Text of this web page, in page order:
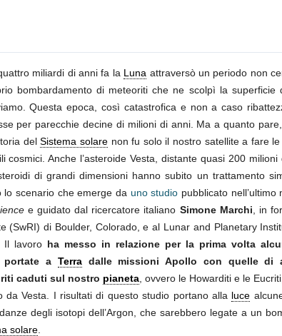
miliardi di anni fa la Luna attraversò un periodo non
bombardamento di meteoriti che ne scolpì la superficie
Questa epoca, così catastrofica e non a caso
per parecchie decine di milioni di anni. Ma a quanto
delSistema solarenon fu solo il nostro satellite a fare
cosmici. Anche l’asteroide Vesta, distante quasi 200
di grandi dimensioni hanno subito un trattamento
lo scenario che emerge da uno studio pubblicato
e guidato dal ricercatore italiano Simone Marchi , in
(SwRI) di Boulder, Colorado, e al Lunar and Planetary
Il lavoro ha messo in relazione per la prima volta
portate a Terradalle missioni Apollo con quelle di
caduti sul nostro pianeta, ovvero le Howarditi e le
da Vesta. I risultati di questo studio portano alla luce
degli isotopi dell’Argon, che sarebbero legate a un
solare.